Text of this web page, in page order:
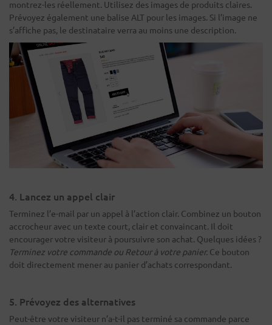
montrez-les réellement. Utilisez des images de produits claires.
Prévoyez également une balise ALT pour les images. Si l’image ne
s’affiche pas, le destinataire verra au moins une description.
4. Lancez un appel clair
Terminez l’e-mail par un appel à l’action clair. Combinez un bouton
accrocheur avec un texte court, clair et convaincant. Il doit
encourager votre visiteur à poursuivre son achat. Quelques idées ?
Terminez votre commande ou Retour à votre panier. Ce bouton
doit directement mener au panier d’achats correspondant.
5. Prévoyez des alternatives
Peut-être votre visiteur n’a-t-il pas terminé sa commande parce